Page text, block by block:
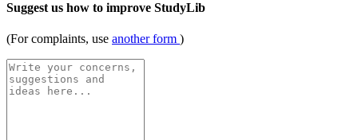
Suggest us how to improve StudyLib
(For complaints, use another form )